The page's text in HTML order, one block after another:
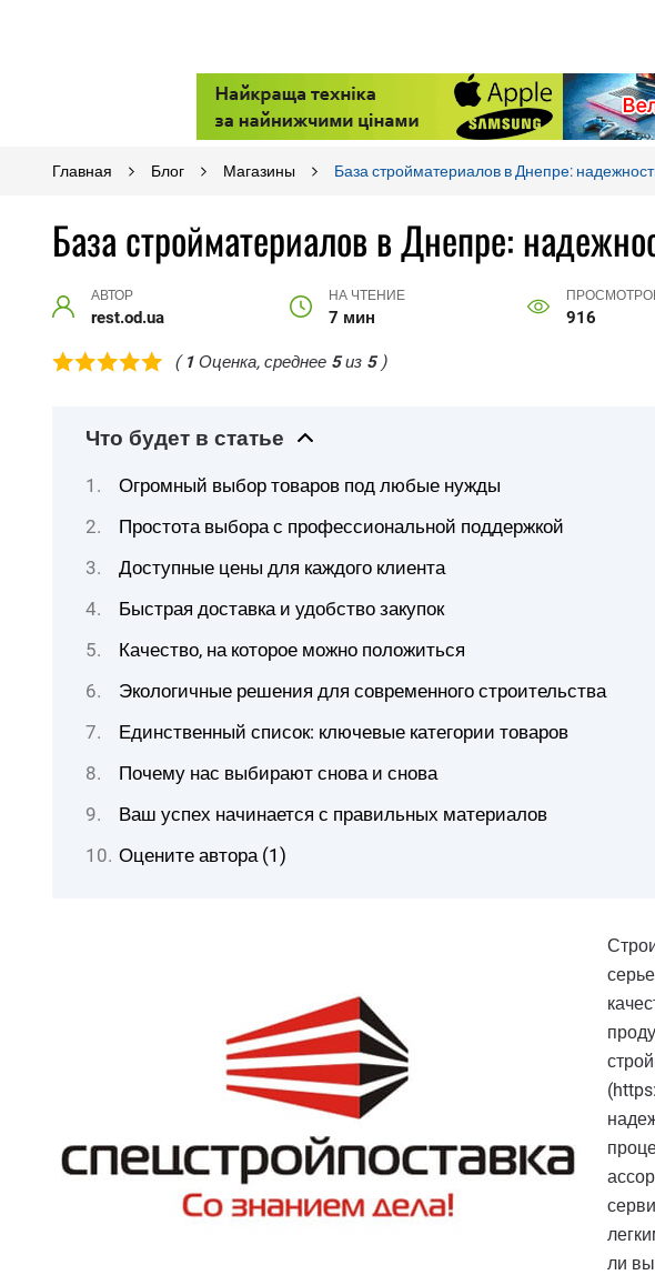
Главная Блог Магазины База стройматериалов в Днепре:
База стройматериалов в Днепре:
АВТОР
rest.od.ua
НА ЧТЕНИЕ
7 мин 916
( 1 Оценка, среднее 5из 5)
Что будет в статье
Огромный выбор товаров под любые нужды
Простота выбора с профессиональной поддержкой
Доступные цены для каждого клиента
Быстрая доставка и удобство закупок
Качество, на которое можно положиться
Экологичные решения для современного строительства
Единственный список: ключевые категории товаров
Почему нас выбирают снова и снова
Ваш успех начинается с правильных материалов
Оцените автора (1)
ли